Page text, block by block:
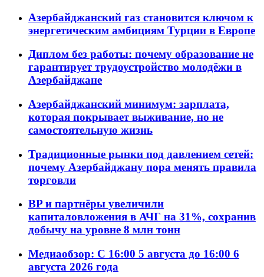
Азербайджанский газ становится ключом к
энергетическим амбициям Турции в Европе
Диплом без работы: почему образование не
гарантирует трудоустройство молодёжи в
Азербайджане
Азербайджанский минимум: зарплата,
которая покрывает выживание, но не
самостоятельную жизнь
Традиционные рынки под давлением сетей:
почему Азербайджану пора менять правила
торговли
BP и партнёры увеличили
капиталовложения в АЧГ на 31%, сохранив
добычу на уровне 8 млн тонн
Медиаобзор: С 16:00 5 августа до 16:00 6
августа 2026 года